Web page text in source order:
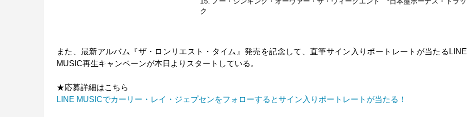
ク
また、最新アルバム『ザ・ロンリエスト・タイム』発売を記念して、直筆サイン入りポートレートが当たるLINE
MUSIC再生キャンペーンが本日よりスタートしている。
★応募詳細はこちら
LINE MUSICでカーリー・レイ・ジェプセンをフォローするとサイン入りポートレートが当たる！